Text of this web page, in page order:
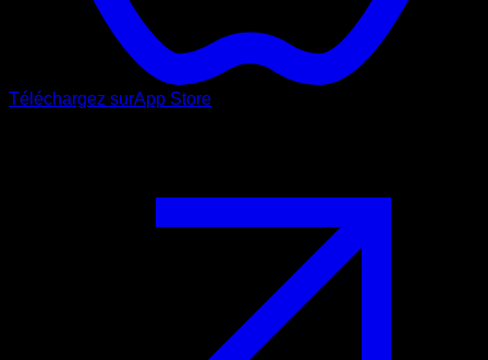
Téléchargez surApp Store